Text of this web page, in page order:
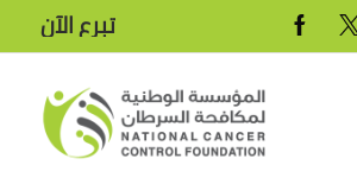
تبرع الآن